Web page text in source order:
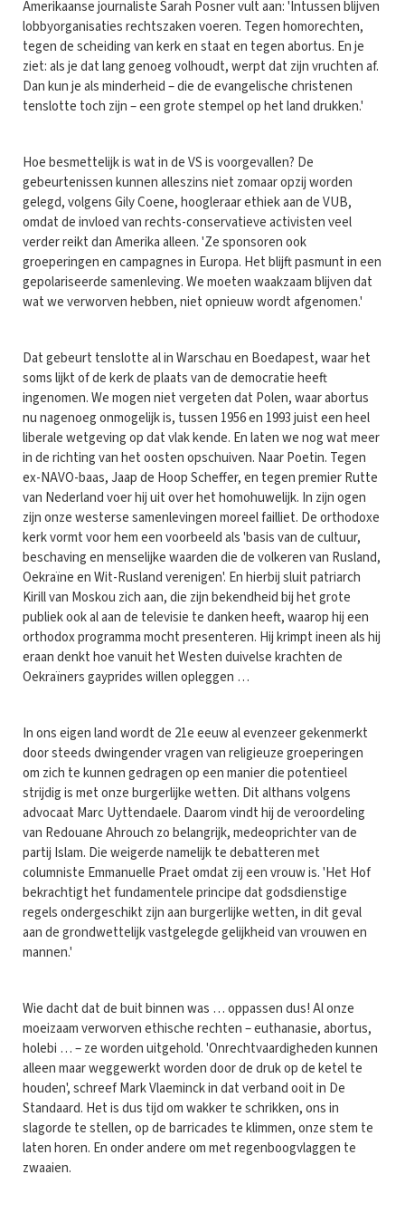
Amerikaanse journaliste Sarah Posner vult aan: 'Intussen blijven
lobbyorganisaties rechtszaken voeren. Tegen homorechten,
tegen de scheiding van kerk en staat en tegen abortus. En je
ziet: als je dat lang genoeg volhoudt, werpt dat zijn vruchten af.
Dan kun je als minderheid – die de evangelische christenen
tenslotte toch zijn – een grote stempel op het land drukken.'
Hoe besmettelijk is wat in de VS is voorgevallen? De
gebeurtenissen kunnen alleszins niet zomaar opzij worden
gelegd, volgens Gily Coene, hoogleraar ethiek aan de VUB,
omdat de invloed van rechts-conservatieve activisten veel
verder reikt dan Amerika alleen. 'Ze sponsoren ook
groeperingen en campagnes in Europa. Het blijft pasmunt in een
gepolariseerde samenleving. We moeten waakzaam blijven dat
wat we verworven hebben, niet opnieuw wordt afgenomen.'
Dat gebeurt tenslotte al in Warschau en Boedapest, waar het
soms lijkt of de kerk de plaats van de democratie heeft
ingenomen. We mogen niet vergeten dat Polen, waar abortus
nu nagenoeg onmogelijk is, tussen 1956 en 1993 juist een heel
liberale wetgeving op dat vlak kende. En laten we nog wat meer
in de richting van het oosten opschuiven. Naar Poetin. Tegen
ex-NAVO-baas, Jaap de Hoop Scheffer, en tegen premier Rutte
van Nederland voer hij uit over het homohuwelijk. In zijn ogen
zijn onze westerse samenlevingen moreel failliet. De orthodoxe
kerk vormt voor hem een voorbeeld als 'basis van de cultuur,
beschaving en menselijke waarden die de volkeren van Rusland,
Oekraïne en Wit-Rusland verenigen'. En hierbij sluit patriarch
Kirill van Moskou zich aan, die zijn bekendheid bij het grote
publiek ook al aan de televisie te danken heeft, waarop hij een
orthodox programma mocht presenteren. Hij krimpt ineen als hij
eraan denkt hoe vanuit het Westen duivelse krachten de
Oekraïners gayprides willen opleggen …
In ons eigen land wordt de 21e eeuw al evenzeer gekenmerkt
door steeds dwingender vragen van religieuze groeperingen
om zich te kunnen gedragen op een manier die potentieel
strijdig is met onze burgerlijke wetten. Dit althans volgens
advocaat Marc Uyttendaele. Daarom vindt hij de veroordeling
van Redouane Ahrouch zo belangrijk, medeoprichter van de
partij Islam. Die weigerde namelijk te debatteren met
columniste Emmanuelle Praet omdat zij een vrouw is. 'Het Hof
bekrachtigt het fundamentele principe dat godsdienstige
regels ondergeschikt zijn aan burgerlijke wetten, in dit geval
aan de grondwettelijk vastgelegde gelijkheid van vrouwen en
mannen.'
Wie dacht dat de buit binnen was … oppassen dus! Al onze
moeizaam verworven ethische rechten – euthanasie, abortus,
holebi … – ze worden uitgehold. 'Onrechtvaardigheden kunnen
alleen maar weggewerkt worden door de druk op de ketel te
houden', schreef Mark Vlaeminck in dat verband ooit in De
Standaard. Het is dus tijd om wakker te schrikken, ons in
slagorde te stellen, op de barricades te klimmen, onze stem te
laten horen. En onder andere om met regenboogvlaggen te
zwaaien.